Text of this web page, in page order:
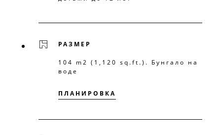
РАЗМЕР
104 m2 (1,120 sq.ft.). Бунгало на
воде
ПЛАНИРОВКА